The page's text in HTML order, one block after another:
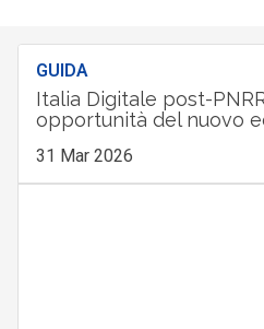
GUIDA
Italia Digitale post-
opportunità del nuovo
31 Mar 2026